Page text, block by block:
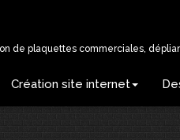
de plaquettes commerciales,
Création site internet